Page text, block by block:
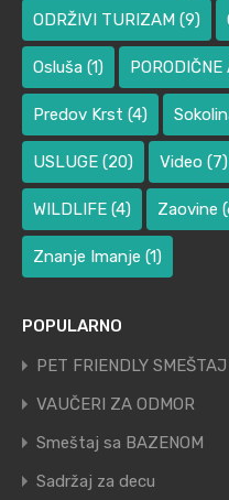
ODRŽIVI TURIZAM (9)
Osluša (1)
Predov Krst (4)
USLUGE (20) Video (7)
WILDLIFE (4) Zaovine
Znanje Imanje (1)
POPULARNO
PET FRIENDLY SMEŠTAJ
VAUČERI ZA ODMOR
Smeštaj sa BAZENOM
Sadržaj za decu